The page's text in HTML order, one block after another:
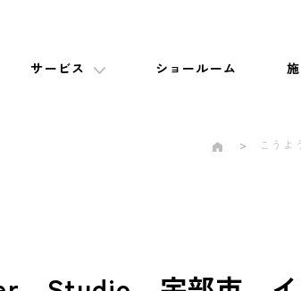
サービス ショールーム
こうよ